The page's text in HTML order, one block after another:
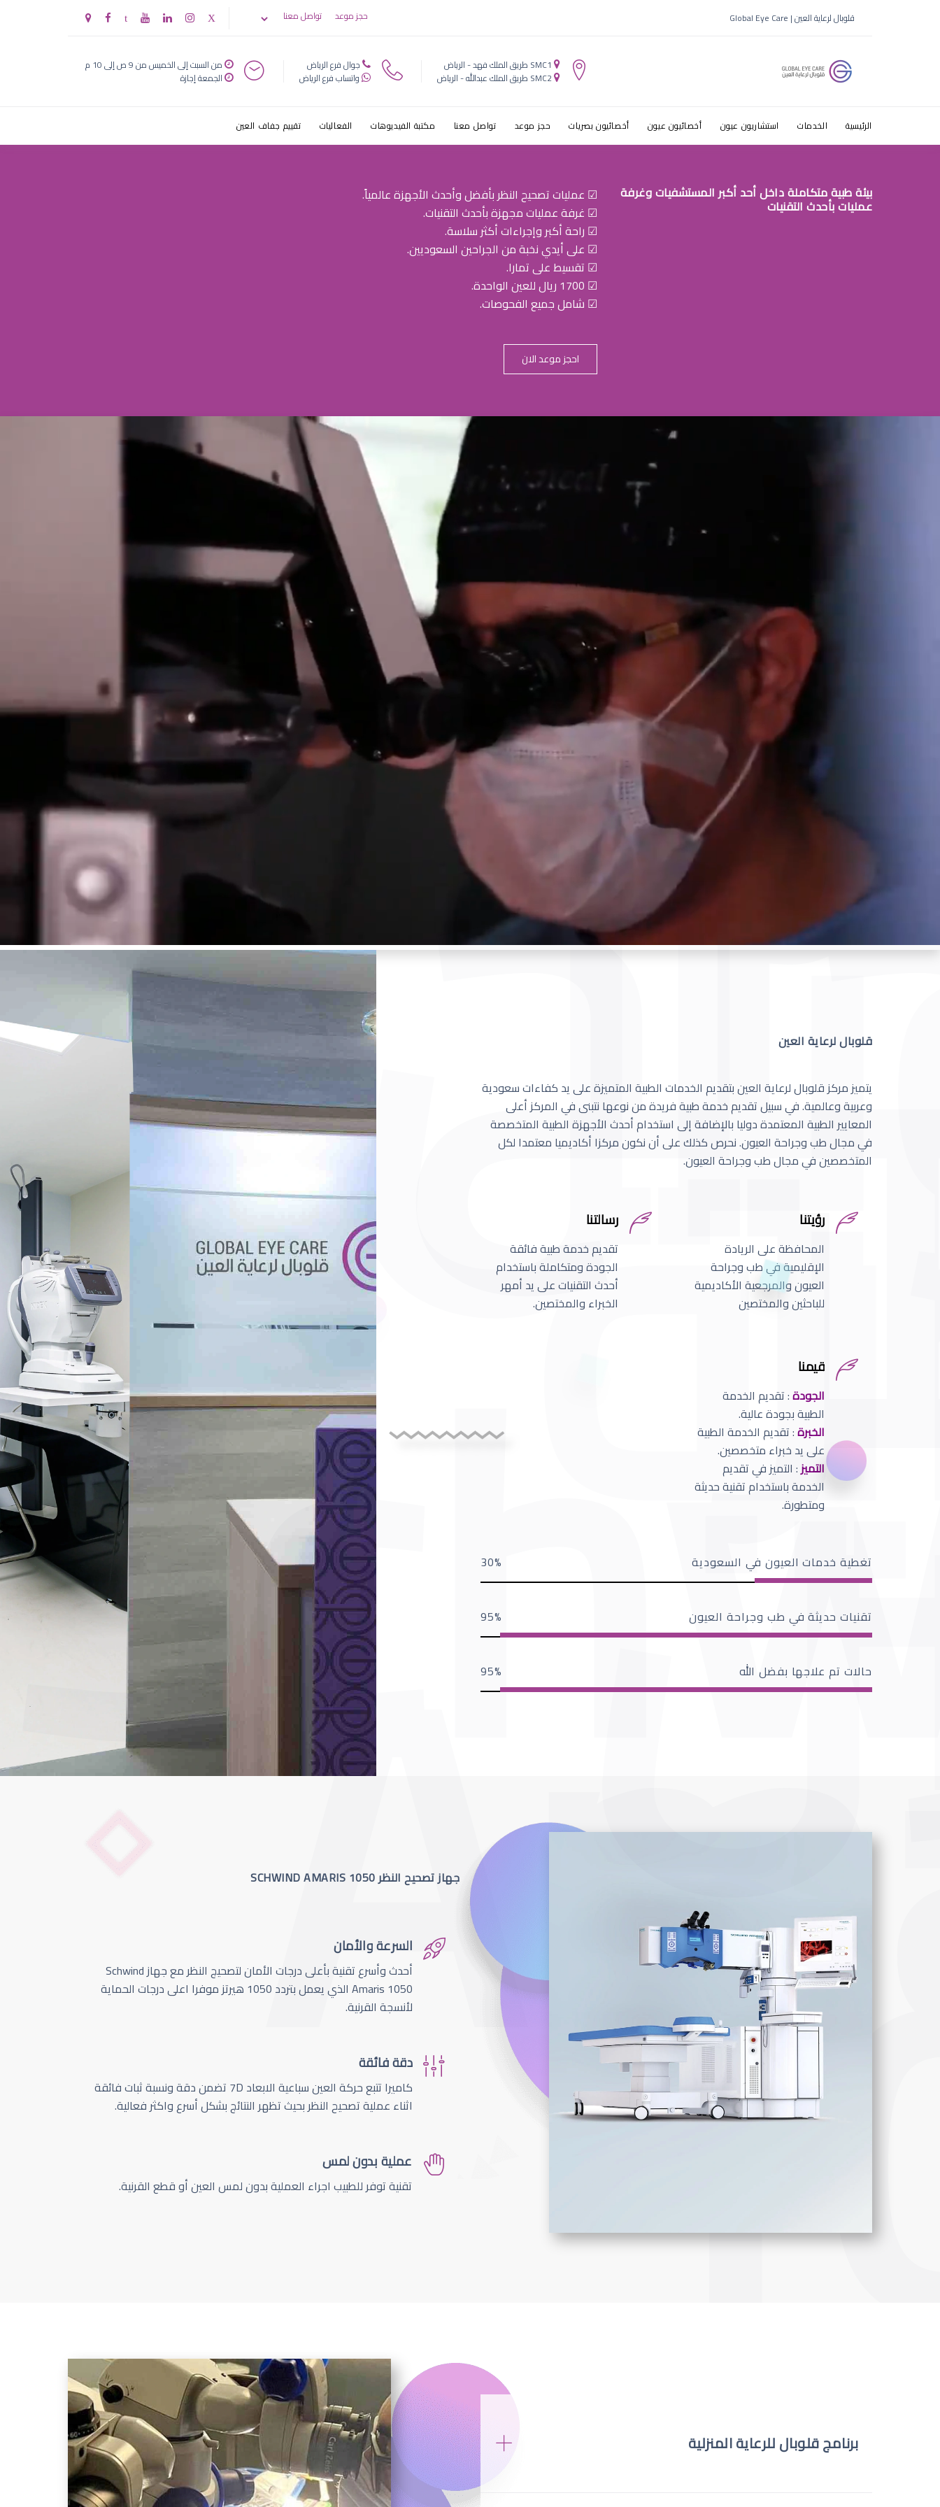
ظ…ط±ظƑط² ط¹ظٹظˆظ†ط§ظ„طھط®طΜطΜظٹ
قلوبال لرعاية العين | Global Eye Care حجز موعد تواصل معنا
SMC1 طريق الملك فهد - الرياض
SMC2 طريق الملك عبدالله - الرياض
جوال فرع الرياض
واتساب فرع الرياض
من السبت إلى الخميس من 9 ص إلى 10 م
الجمعة إجازة
الرئيسية الخدمات استشاريون عيون أخصائيون عيون أخصائيون بصريات حجز موعد تواصل معنا مكتبة الفيديوهات الفعاليات تقييم جفاف العين
بيئة طبية متكاملة داخل أحد أكبر المستشفيات وغرفة
عمليات بأحدث التقنيات
☑ عمليات تصحيح النظر بأفضل وأحدث الأجهزة عالمياً.
☑ غرفة عمليات مجهزة بأحدث التقنيات.
☑ راحة أكبر وإجراءات أكثر سلاسة.
☑ على أيدي نخبة من الجراحين السعوديين.
☑ تقسيط على تمارا.
☑ 1700 ريال للعين الواحدة.
☑ شامل جميع الفحوصات.
احجز موعد الان
قلوبال لرعاية العين
يتميز مركز قلوبال لرعاية العين بتقديم الخدمات الطبية المتميزة على يد كفاءات سعودية
وعربية وعالمية. في سبيل تقديم خدمة طبية فريدة من نوعها نتبنى في المركز أعلى
المعايير الطبية المعتمدة دوليا بالإضافة إلى استخدام أحدث الأجهزة الطبية المتخصصة
في مجال طب وجراحة العيون. نحرص كذلك على أن نكون مركزا أكاديميا معتمدا لكل
المتخصصين في مجال طب وجراحة العيون.
رؤيتنا
المحافظة على الريادة
الإقليمية في طب وجراحة
العيون والمرجعية الأكاديمية
للباحثين والمختصين
رسالتنا
تقديم خدمة طبية فائقة
الجودة ومتكاملة باستخدام
أحدث التقنيات على يد أمهر
الخبراء والمختصين.
قيمنا
الجودة: تقديم الخدمة
الطبية بجودة عالية.
الخبرة: تقديم الخدمة الطبية
على يد خبراء متخصصين.
التميز: التميز في تقديم
الخدمة باستخدام تقنية حديثة
ومتطورة.
تغطية خدمات العيون في السعودية 30
تقنيات حديثة في طب وجراحة العيون 95
حالات تم علاجها بفضل الله 95
جهاز تصحيح النظر SCHWIND AMARIS 1050
السرعة والأمان
أحدث وأسرع تقنية بأعلى درجات الأمان لتصحيج النظر مع جهاز Schwind
Amaris 1050 الذي يعمل بتردد 1050 هيرتز موفرا اعلى درجات الحماية
لأنسجة القرنية.
دقة فائقة
كاميرا تتبع حركة العين سباعية الابعاد 7D تضمن دقة ونسبة ثبات فائقة
اثناء عملية تصحيح النظر بحيث تظهر النتائج بشكل أسرع واكثر فعالية.
عملية بدون لمس
تقنية توفر للطبيب اجراء العملية بدون لمس العين أو قطع القرنية.
برنامج قلوبال للرعاية المنزلية